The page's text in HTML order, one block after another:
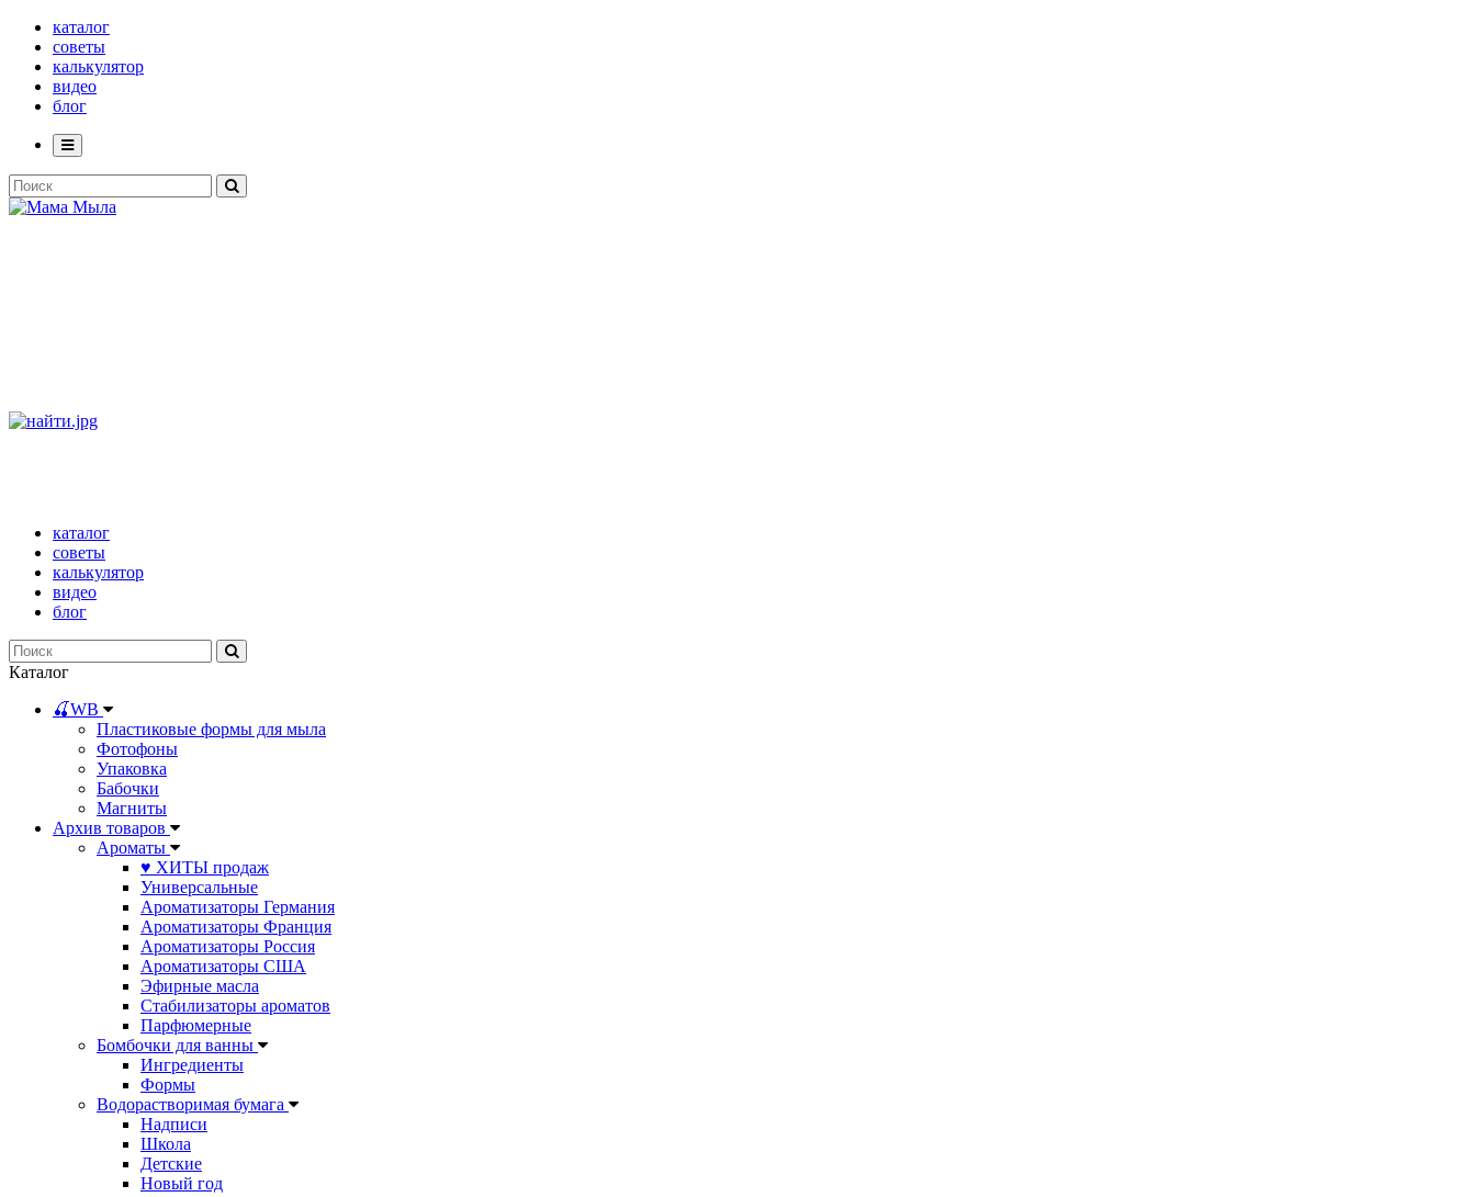
каталог
советы
калькулятор
видео
блог
каталог
советы
калькулятор
видео
блог
Каталог
🍒WB
Пластиковые формы для мыла
Фотофоны
Упаковка
Бабочки
Магниты
Архив товаров
Ароматы
♥ ХИТЫ продаж
Универсальные
Ароматизаторы Германия
Ароматизаторы Франция
Ароматизаторы Россия
Ароматизаторы США
Эфирные масла
Стабилизаторы ароматов
Парфюмерные
Бомбочки для ванны
Ингредиенты
Формы
Водорастворимая бумага
Надписи
Школа
Детские
Новый год